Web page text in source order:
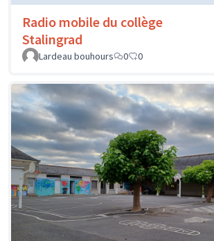
Radio mobile du collège
Stalingrad
Lardeau bouhours
0 0